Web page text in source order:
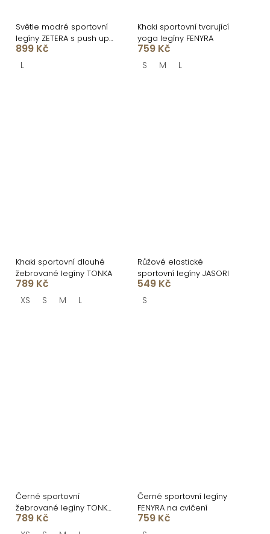
Světle modré sportovní
legíny ZETERA s push up
efektem
899 Kč
L
Khaki sportovní tvarující
yoga legíny FENYRA
759 Kč
S M L
Khaki sportovní dlouhé
žebrované legíny TONKA
789 Kč
XS S M L
Růžové elastické
sportovní legíny JASORI
549 Kč
S
Černé sportovní
žebrované legíny TONKA
do V
789 Kč
Černé sportovní legíny
FENYRA na cvičení
759 Kč